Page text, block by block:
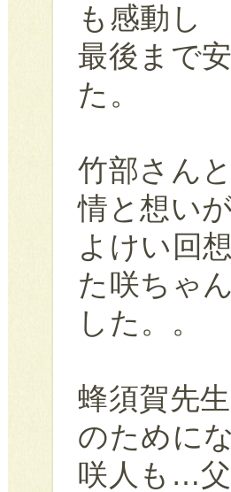
も感動し
最後まで
た。
竹部さん
情と想い
よけい回
た咲ちゃ
した。。
蜂須賀先
のために
咲人も…